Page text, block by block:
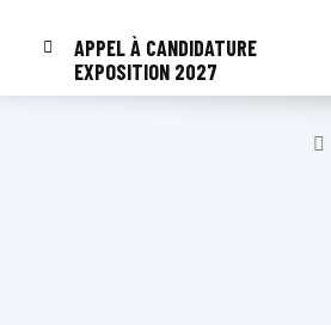
APPEL À CANDIDATURE
EXPOSITION 2027